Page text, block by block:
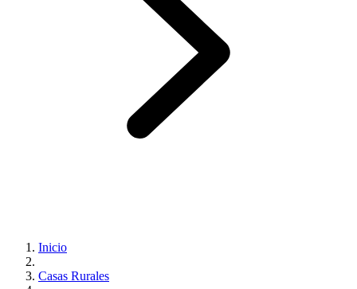
Inicio
Casas Rurales